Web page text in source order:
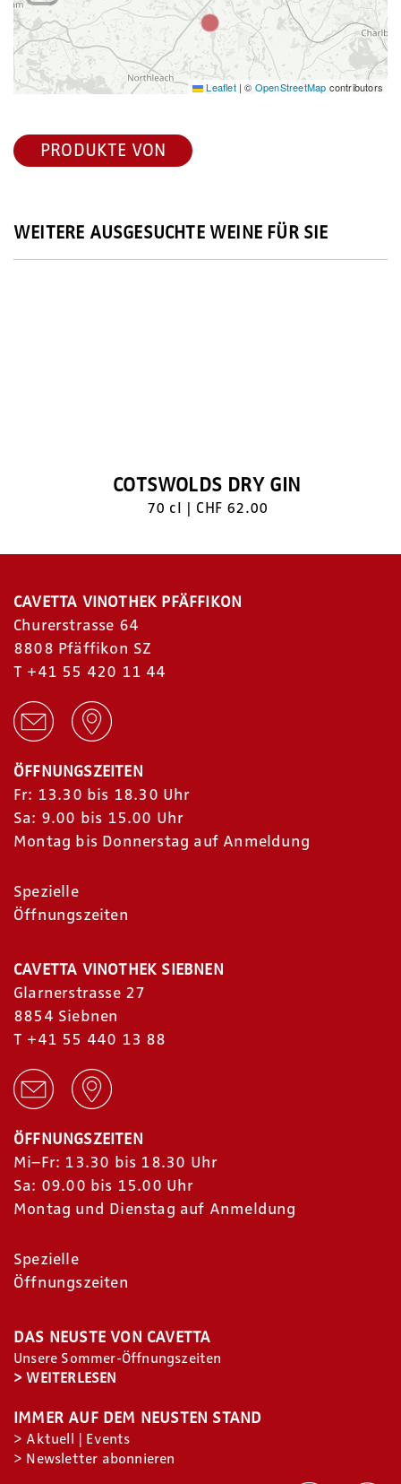
Leaflet | © OpenStreetMap contributors
PRODUKTE VON
WEITERE AUSGESUCHTE WEINE FÜR SIE
COTSWOLDS DRY GIN
70 cl | CHF 62.00
CAVETTA VINOTHEK PFÄFFIKON
Churerstrasse 64
8808 Pfäffikon SZ
T +41 55 420 11 44
ÖFFNUNGSZEITEN
Fr: 13.30 bis 18.30 Uhr
Sa: 9.00 bis 15.00 Uhr
Montag bis Donnerstag auf Anmeldung
Spezielle
Öffnungszeiten
CAVETTA VINOTHEK SIEBNEN
Glarnerstrasse 27
8854 Siebnen
T +41 55 440 13 88
ÖFFNUNGSZEITEN
Mi–Fr: 13.30 bis 18.30 Uhr
Sa: 09.00 bis 15.00 Uhr
Montag und Dienstag auf Anmeldung
Spezielle
Öffnungszeiten
DAS NEUSTE VON CAVETTA
Unsere Sommer-Öffnungszeiten
>WEITERLESEN
IMMER AUF DEM NEUSTEN STAND
> Aktuell
Events
> Newsletter abonnieren